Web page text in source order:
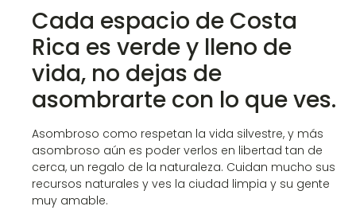
Cada espacio de Costa
Rica es verde y lleno de
vida, no dejas de
asombrarte con lo que ves.
Asombroso como respetan la vida silvestre, y más
asombroso aún es poder verlos en libertad tan de
cerca, un regalo de la naturaleza. Cuidan mucho sus
recursos naturales y ves la ciudad limpia y su gente
muy amable.